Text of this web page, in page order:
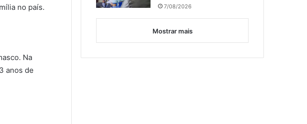
no país.
Na
anos de
7/08/2026
Mostrar mais